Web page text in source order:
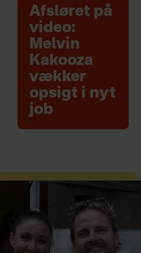
Afsløret på
video:
Melvin
Kakooza
vækker
opsigt i nyt
job